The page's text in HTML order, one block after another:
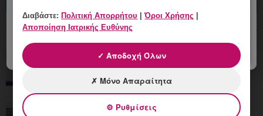
ΠΕΡΙΣΣΟΤΕΡΑ
Ινομύωμα που Μεγαλώνει: Πότε
Χρειάζεται Νέα Εκτίμηση;
Υστεροσκόπηση και Πόνος: Επιλογές
Διαβάστε:Πολιτική Απορρήτου |Όροι Χρήσης |
Αποποίηση Ιατρικής Ευθύνης
✓ Αποδοχή Όλων
✗ Μόνο Απαραίτητα
⚙ Ρυθμίσεις